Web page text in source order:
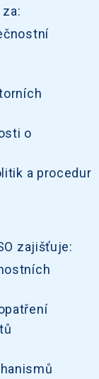
o
a procedur
zajišťuje: